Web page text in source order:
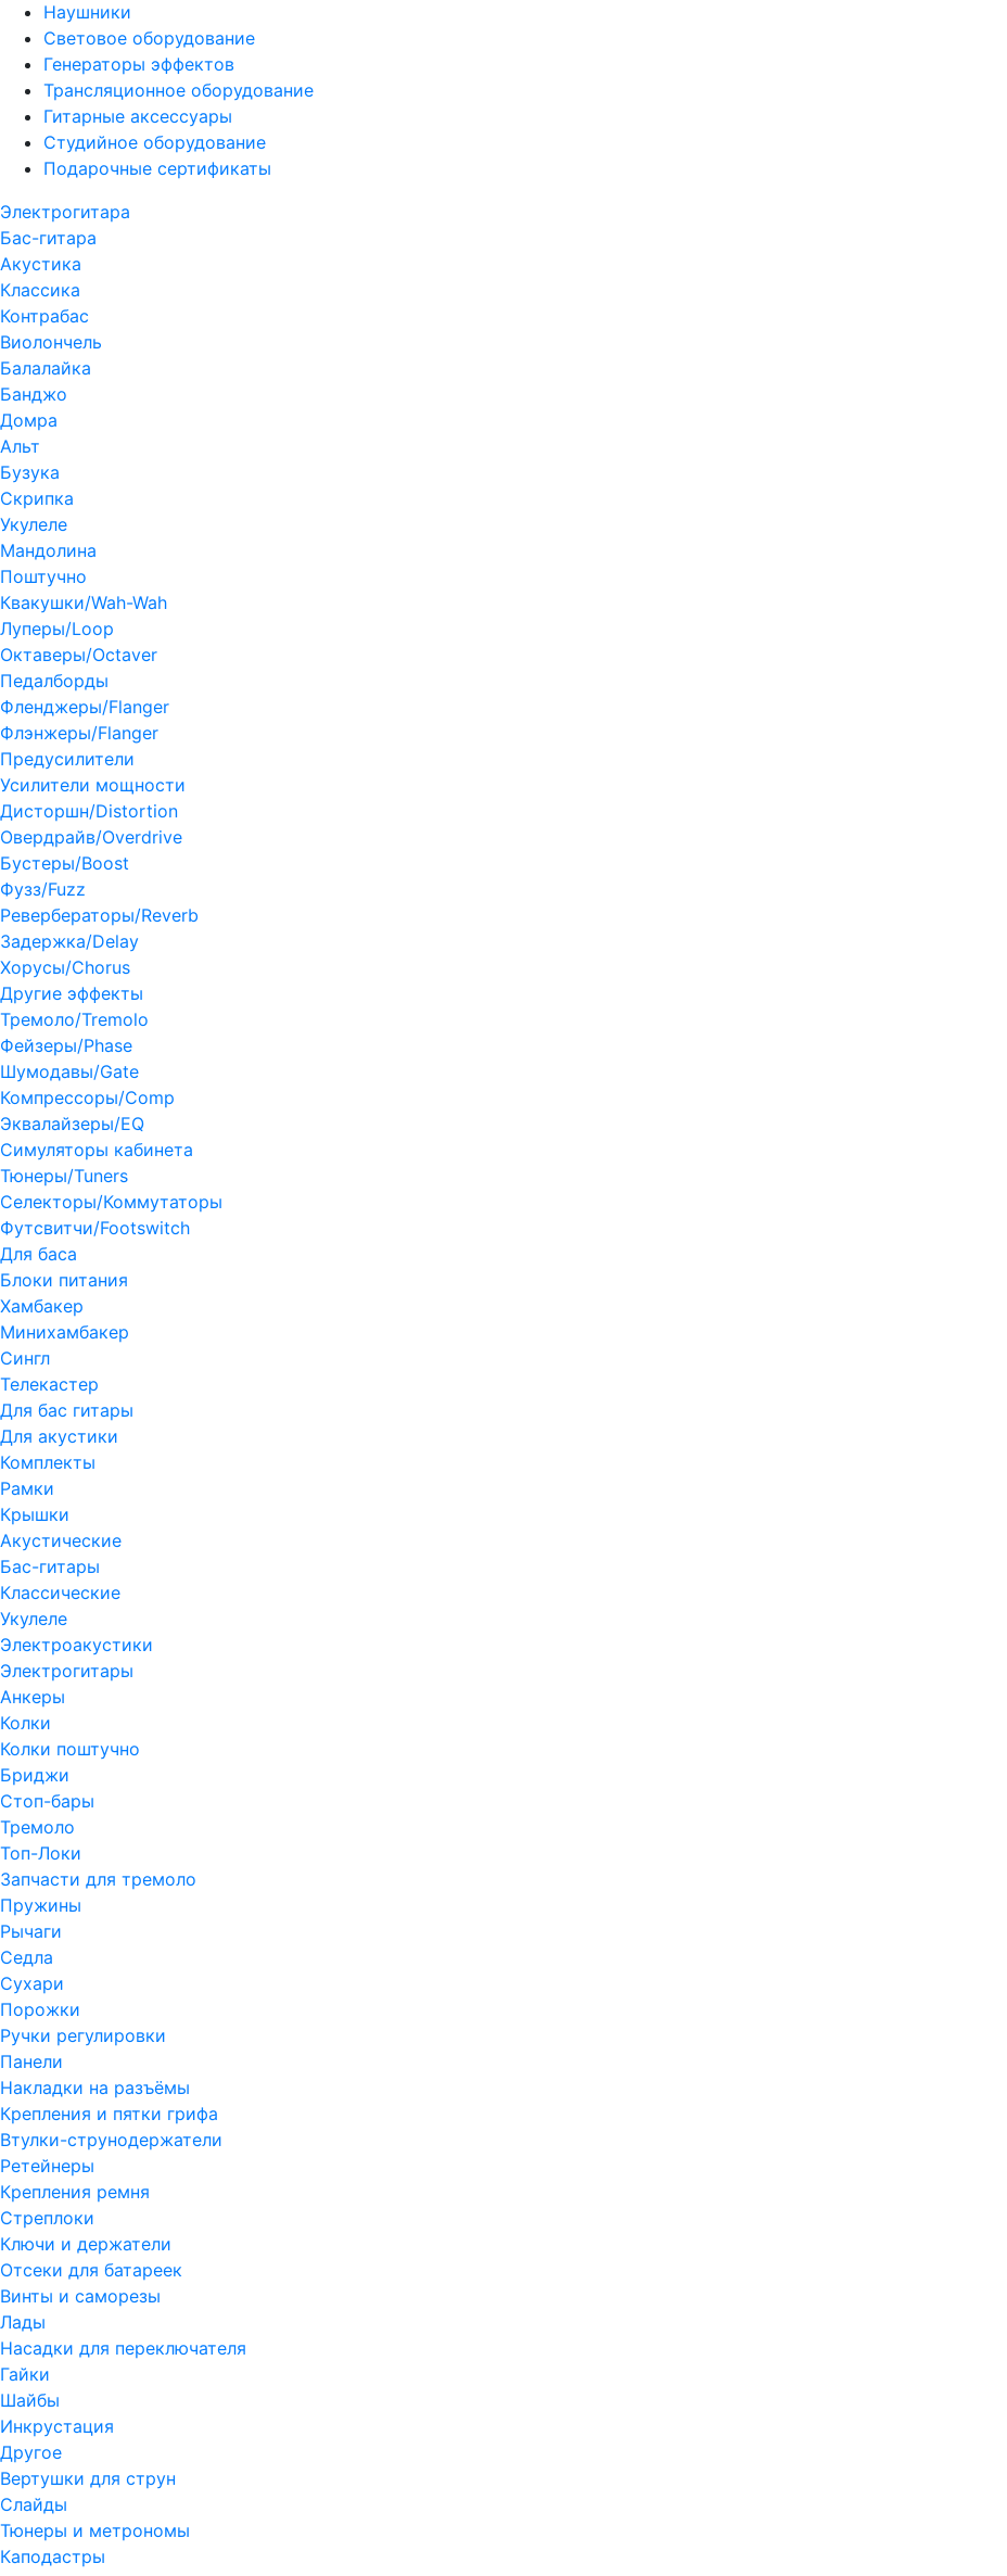
Наушники
Световое оборудование
Генераторы эффектов
Трансляционное оборудование
Гитарные аксессуары
Студийное оборудование
Подарочные сертификаты
Электрогитара
Бас-гитара
Акустика
Классика
Контрабас
Виолончель
Балалайка
Банджо
Домра
Альт
Бузука
Скрипка
Укулеле
Мандолина
Поштучно
Квакушки/Wah-Wah
Луперы/Loop
Октаверы/Octaver
Педалборды
Фленджеры/Flanger
Флэнжеры/Flanger
Предусилители
Усилители мощности
Дисторшн/Distortion
Овердрайв/Overdrive
Бустеры/Boost
Фузз/Fuzz
Ревербераторы/Reverb
Задержка/Delay
Хорусы/Chorus
Другие эффекты
Тремоло/Tremolo
Фейзеры/Phase
Шумодавы/Gate
Компрессоры/Comp
Эквалайзеры/EQ
Симуляторы кабинета
Тюнеры/Tuners
Селекторы/Коммутаторы
Футсвитчи/Footswitch
Для баса
Блоки питания
Хамбакер
Минихамбакер
Сингл
Телекастер
Для бас гитары
Для акустики
Комплекты
Рамки
Крышки
Акустические
Бас-гитары
Классические
Укулеле
Электроакустики
Электрогитары
Анкеры
Колки
Колки поштучно
Бриджи
Стоп-бары
Тремоло
Топ-Локи
Запчасти для тремоло
Пружины
Рычаги
Седла
Сухари
Порожки
Ручки регулировки
Панели
Накладки на разъёмы
Крепления и пятки грифа
Втулки-струнодержатели
Ретейнеры
Крепления ремня
Стреплоки
Ключи и держатели
Отсеки для батареек
Винты и саморезы
Лады
Насадки для переключателя
Гайки
Шайбы
Инкрустация
Другое
Вертушки для струн
Слайды
Тюнеры и метрономы
Каподастры